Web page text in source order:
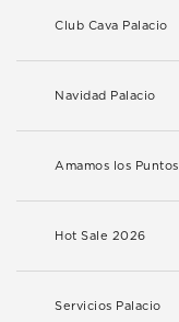
Club Cava Palacio
Navidad Palacio
Amamos los Puntos
Hot Sale 2026
Servicios Palacio